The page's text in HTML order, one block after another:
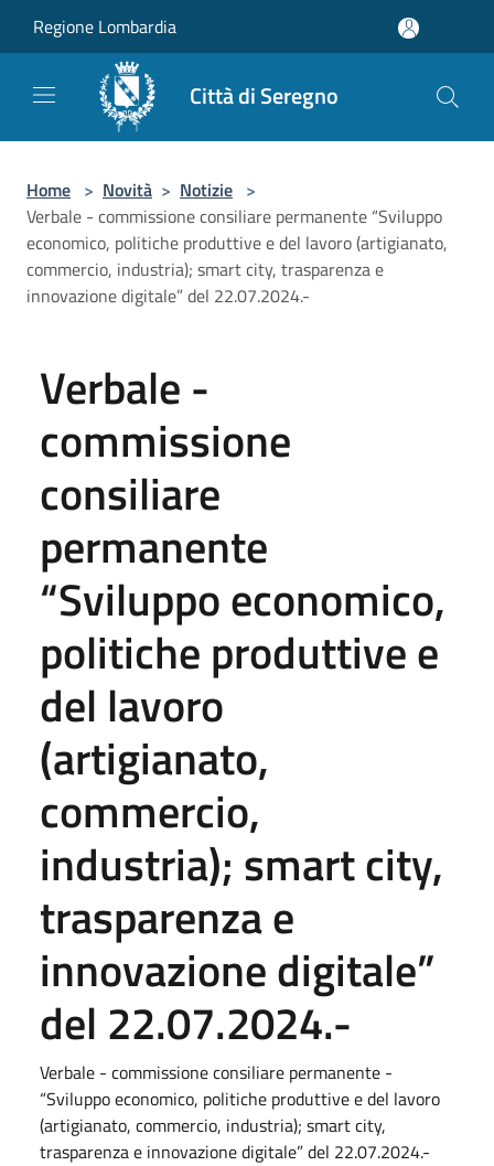
Regione Lombardia
Città di Seregno
Home > Novità > Notizie >
Verbale - commissione consiliare permanente “Sviluppo
economico, politiche produttive e del lavoro (artigianato,
commercio, industria); smart city, trasparenza e
innovazione digitale” del 22.07.2024.-
Verbale -
commissione
consiliare
permanente
“Sviluppo economico,
politiche produttive e
del lavoro
(artigianato,
commercio,
industria); smart city,
trasparenza e
innovazione digitale”
del 22.07.2024.-
Verbale - commissione consiliare permanente -
“Sviluppo economico, politiche produttive e del lavoro
(artigianato, commercio, industria); smart city,
trasparenza e innovazione digitale” del 22.07.2024.-